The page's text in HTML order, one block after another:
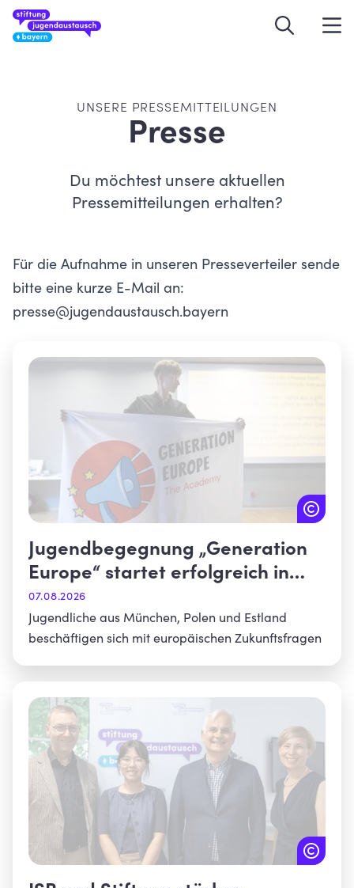
UNSERE PRESSEMITTEILUNGEN
Presse
Du möchtest unsere aktuellen
Pressemitteilungen erhalten?
Für die Aufnahme in unseren Presseverteiler sende
bitte eine kurze E-Mail an:
presse@jugendaustausch.bayern
Jugendbegegnung „Generation
Europe“ startet erfolgreich in
München
07.08.2026
Jugendliche aus München, Polen und Estland
beschäftigen sich mit europäischen Zukunftsfragen